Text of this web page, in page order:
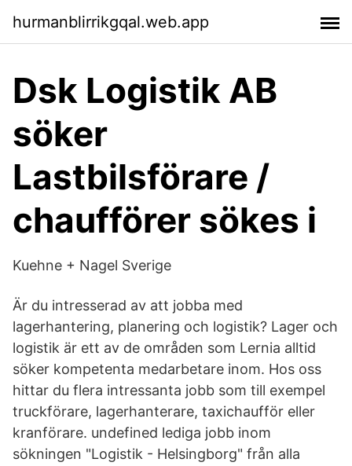
hurmanblirrikgqal.web.app
Dsk Logistik AB
söker
Lastbilsförare /
chaufförer sökes i
Kuehne + Nagel Sverige
Är du intresserad av att jobba med
lagerhantering, planering och logistik? Lager och
logistik är ett av de områden som Lernia alltid
söker kompetenta medarbetare inom. Hos oss
hittar du flera intressanta jobb som till exempel
truckförare, lagerhanterare, taxichaufför eller
kranförare. undefined lediga jobb inom
sökningen "Logistik - Helsingborg" från alla